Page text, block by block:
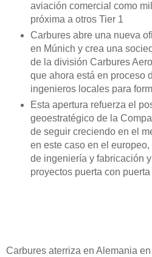
aviación comercial como
próxima a otros Tier 1
Carbures abre una nueva
en Múnich y crea una
de la división Carbures
que ahora está en proceso
ingenieros locales para
Esta apertura refuerza el
geoestratégico de la
de seguir creciendo en el
en este caso en el
de ingeniería y fabricación
proyectos puerta con
Carbures aterriza en Alemania